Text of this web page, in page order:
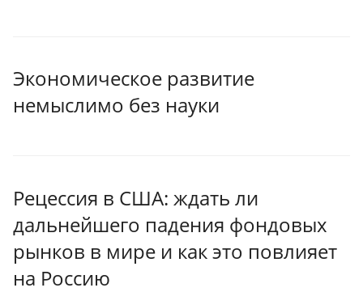
Экономическое развитие
немыслимо без науки
Рецессия в США: ждать ли
дальнейшего падения фондовых
рынков в мире и как это повлияет
на Россию